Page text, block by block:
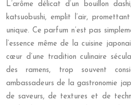
L’arôme délicat d’un bouillon
katsuobushi, emplit l’air,
unique. Ce parfum n’est pas
l’essence même de la cuisine
cœur d’une tradition culinaire
des ramens, trop souvent
ambassadeurs de la gastronomie
de saveurs, de textures et de